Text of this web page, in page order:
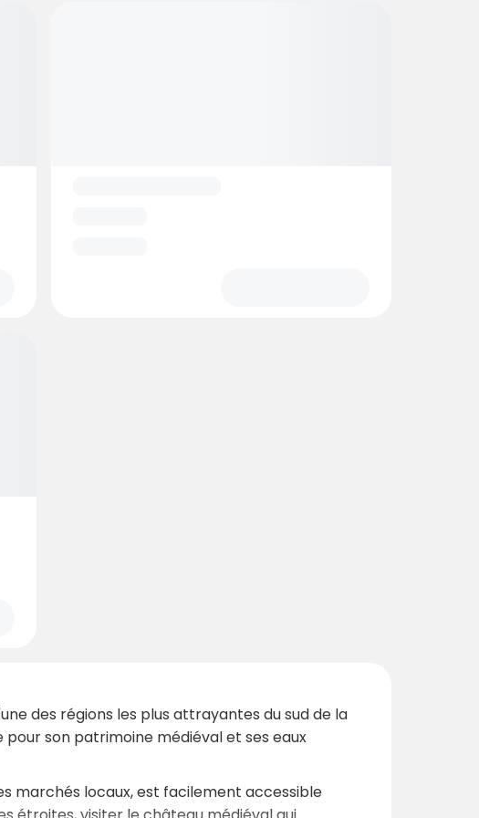
des régions les plus attrayantes du sud de la
son patrimoine médiéval et ses eaux
marchés locaux, est facilement accessible